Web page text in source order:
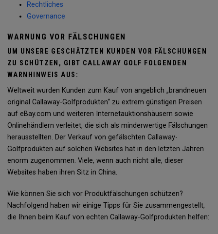
Rechtliches
Governance
WARNUNG VOR FÄLSCHUNGEN
UM UNSERE GESCHÄTZTEN KUNDEN VOR FÄLSCHUNGEN
ZU SCHÜTZEN, GIBT CALLAWAY GOLF FOLGENDEN
WARNHINWEIS AUS:
Weltweit wurden Kunden zum Kauf von angeblich „brandneuen
original Callaway-Golfprodukten“ zu extrem günstigen Preisen
auf eBay.com und weiteren Internetauktionshäusern sowie
Onlinehändlern verleitet, die sich als minderwertige Fälschungen
herausstellten. Der Verkauf von gefälschten Callaway-
Golfprodukten auf solchen Websites hat in den letzten Jahren
enorm zugenommen. Viele, wenn auch nicht alle, dieser
Websites haben ihren Sitz in China.
Wie können Sie sich vor Produktfälschungen schützen?
Nachfolgend haben wir einige Tipps für Sie zusammengestellt,
die Ihnen beim Kauf von echten Callaway-Golfprodukten helfen: